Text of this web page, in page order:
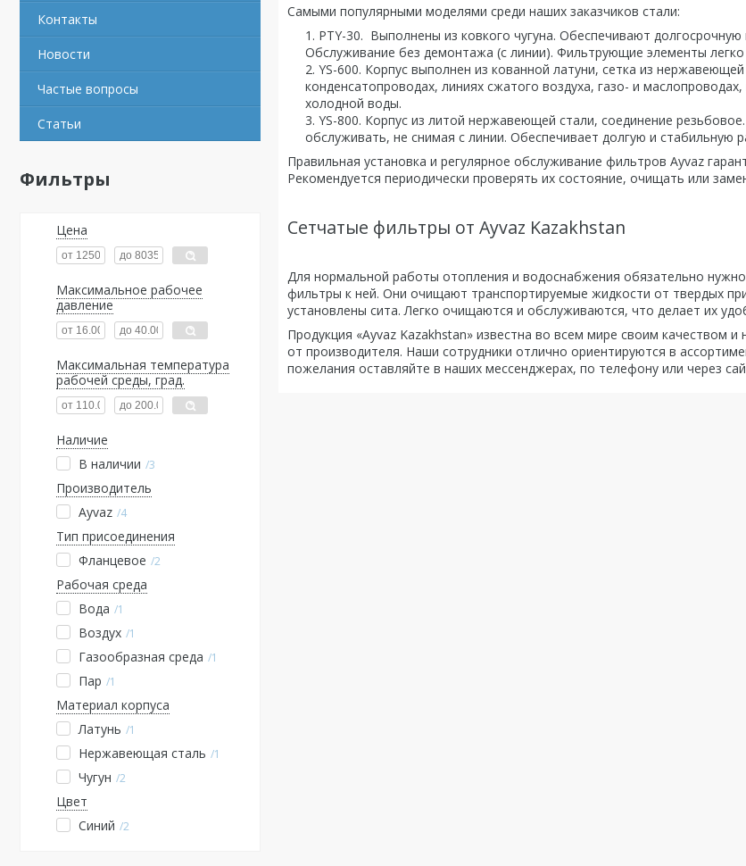
Контакты
Новости
Частые вопросы
Статьи
Фильтры
Цена
Максимальное рабочее
давление
Максимальная температура
рабочей среды, град.
Наличие
В наличии 3
Производитель
Ayvaz 4
Тип присоединения
Фланцевое 2
Рабочая среда
Вода
1
Воздух 1
Газообразная среда 1
Пар 1
Материал корпуса
Латунь
1
Нержавеющая сталь 1
Чугун 2
Цвет
Синий 2
Самыми популярными моделями среди наших заказчиков стали:
PTY-30. Выполнены из ковкого чугуна. Обеспечивают
Обслуживание без демонтажа (с линии). Фильтрующие элементы легко
YS-600. Корпус выполнен из кованной латуни, сетка из
конденсатопроводах, линиях сжатого воздуха, газо- и
холодной воды.
YS-800. Корпус из литой нержавеющей стали, соединение
обслуживать, не снимая с линии. Обеспечивает долгую и стабильную
Правильная установка и регулярное обслуживание фильтров Ayvaz
Рекомендуется периодически проверять их состояние, очищать или
Сетчатые фильтры от Ayvaz Kazakhstan
Для нормальной работы отопления и водоснабжения обязательно
фильтры к ней. Они очищают транспортируемые жидкости от твердых
установлены сита. Легко очищаются и обслуживаются, что делает их
Продукция «Ayvaz Kazakhstan» известна во всем мире своим качеством
от производителя. Наши сотрудники отлично ориентируются в
пожелания оставляйте в наших мессенджерах, по телефону или через